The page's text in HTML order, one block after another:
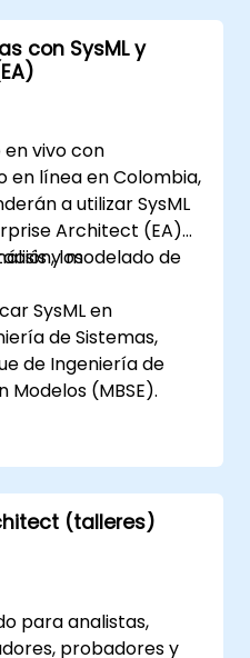
con SysML y
vivo con
en línea en Colombia,
a utilizar SysML
Architect (EA)
y modelado de
los
SysML en
de Sistemas,
de Ingeniería de
Modelos (MBSE).
de casos de uso.
arquitectura del
(talleres)
para analistas,
probadores y